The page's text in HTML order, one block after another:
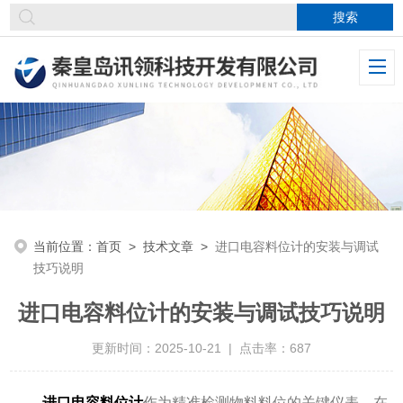
当前位置：首页 >技术文章 >进口电容料位计的安装与调试
技巧说明
进口电容料位计的安装与调试技巧说明
更新时间：2025-10-21 | 点击率：687